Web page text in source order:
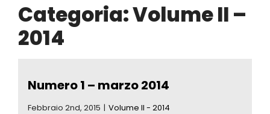
Categoria: Volume II –
2014
Numero 1 – marzo 2014
Febbraio 2nd, 2015 | Volume II - 2014